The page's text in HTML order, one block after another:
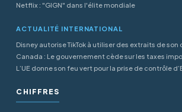
Netflix : "GIGN" dans l'élite mondiale
ACTUALITÉ INTERNATIONAL
Disney autorise TikTok à utiliser des extraits de
Canada : Le gouvernement cède sur les taxes
L’UE donne son feu vert pour la prise de contrôle
CHIFFRES